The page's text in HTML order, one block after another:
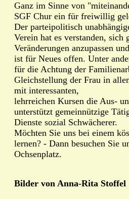
Ganz im Sinne von
SGF Chur ein für freiwillig
Der parteipolitisch
Verein hat es verstanden, sich
Veränderungen anzupassen
ist für Neues offen. Unter
für die Achtung der
Gleichstellung der Frau in
mit interessanten,
lehrreichen Kursen die Aus-
unterstützt gemeinnützige
Dienste sozial Schwächerer.
Möchten Sie uns bei einem
lernen? - Dann besuchen Sie
Ochsenplatz.
Bilder von Anna-Rita Stoffel